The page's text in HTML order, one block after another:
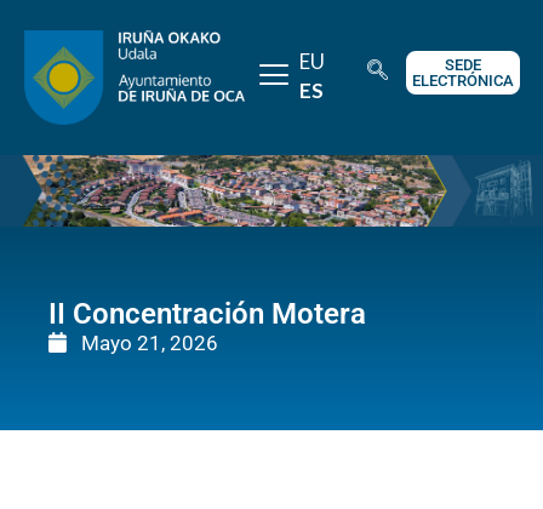
EU
ES
SEDE
ELECTRÓNICA
II Concentración Motera
Mayo 21, 2026